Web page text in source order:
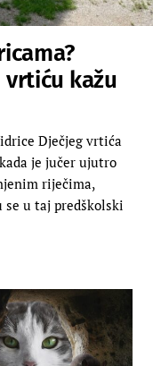
kažu
Dječjeg vrtića
je jučer ujutro
riječima,
se u taj predškolski